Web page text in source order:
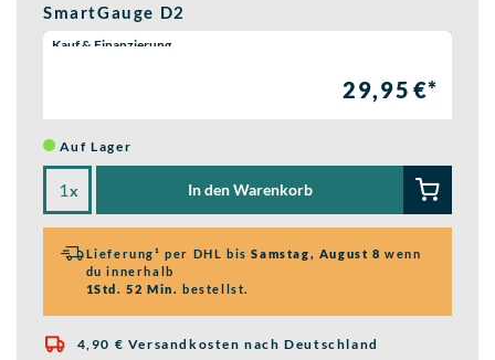
SmartGauge D2
Wähle eine Preisoption:
Kauf & Finanzierung
29,95 €*
Auf Lager
x In den Warenkorb
Lieferung¹ per DHL bisSamstag, August 8 wenn
du innerhalb
1Std. 52 Min. bestellst.
 4,90 € Versandkosten nach Deutschland